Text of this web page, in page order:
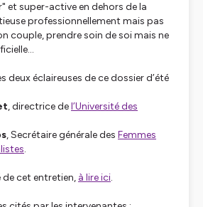
et super-active en dehors de la
professionnellement mais pas
couple, prendre soin de soi mais ne
deux éclaireuses de ce dossier d’été
, directrice del’Université des
, Secrétaire générale des Femmes
.
de cet entretien, à lire ici.